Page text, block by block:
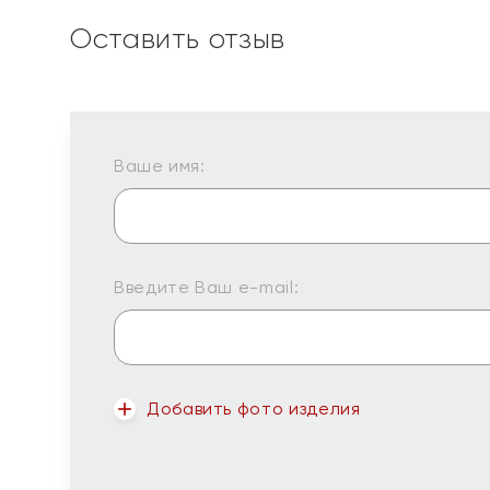
Оставить отзыв
Ваше имя:
Введите Ваш e-mail:
Добавить фото изделия